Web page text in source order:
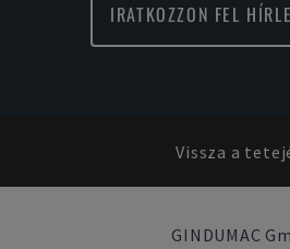
IRATKOZZON FEL
Vissza a
GINDUMAC